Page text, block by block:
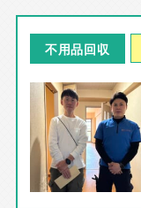
不用品回収